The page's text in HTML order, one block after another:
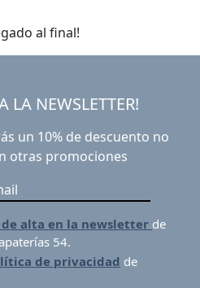
al final!
LA NEWSLETTER!
un 10% de descuento no
otras promociones
alta en la newsletter de
54.
de privacidad de